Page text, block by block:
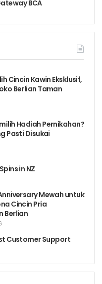
​BCA
Cincin Kawin Eksklusif,
Berlian Taman
Hadiah Pernikahan?
Pasti Disukai
in NZ
Mewah untuk
Cincin Pria
Berlian
Customer Support